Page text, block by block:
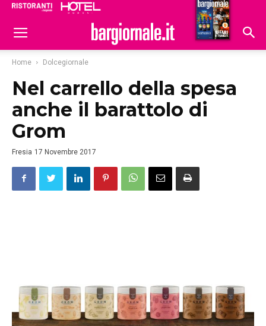
Hoteldomani
Home Dolcegiornale
Nel carrello della spesa
anche il barattolo di
Grom
Fresia 17 Novembre 2017